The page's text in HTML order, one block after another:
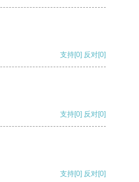
支持[0] 反对[0]
支持[0] 反对[0]
支持[0] 反对[0]